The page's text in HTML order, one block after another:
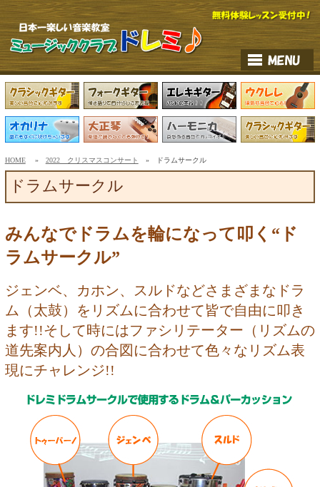
HOME» 2022 クリスマスコンサート » ドラムサークル
ドラムサークル
みんなでドラムを輪になって叩く“ド
ラムサークル”
ジェンベ、カホン、スルドなどさまざまなドラ
ム（太鼓）をリズムに合わせて皆で自由に叩き
ます!!そして時にはファシリテーター（リズムの
道先案内人）の合図に合わせて色々なリズム表
現にチャレンジ!!